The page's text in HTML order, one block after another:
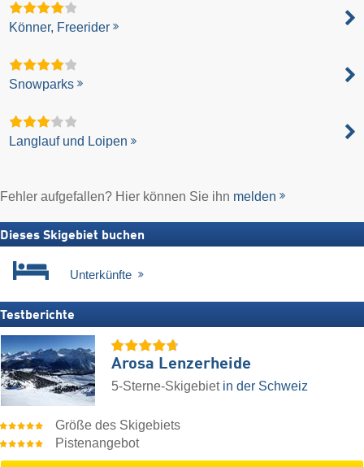
Könner, Freerider
Snowparks
Langlauf und Loipen
Fehler aufgefallen? Hier können Sie ihn melden
Dieses Skigebiet buchen
Unterkünfte
Testberichte
Arosa Lenzerheide
5-Sterne-Skigebiet in der Schweiz
Größe des Skigebiets
Pistenangebot